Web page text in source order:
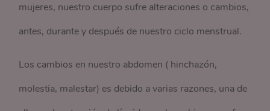
mujeres, nuestro cuerpo sufre alteraciones o cambios,
antes, durante y después de nuestro ciclo menstrual.
Los cambios en nuestro abdomen ( hinchazón,
molestia, malestar) es debido a varias razones, una de